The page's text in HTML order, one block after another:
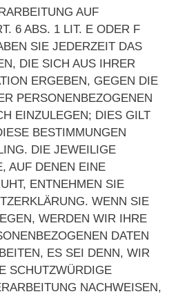
AUF
6 ABS. 1 LIT. E ODER F
SIE JEDERZEIT DAS
DIE SICH AUS IHRER
ERGEBEN, GEGEN DIE
PERSONENBEZOGENEN
EINZULEGEN; DIES GILT
BESTIMMUNGEN
DIE JEWEILIGE
AUF DENEN EINE
ENTNEHMEN SIE
WENN SIE
WERDEN WIR IHRE
DATEN
ES SEI DENN, WIR
SCHUTZWÜRDIGE
NACHWEISEN,